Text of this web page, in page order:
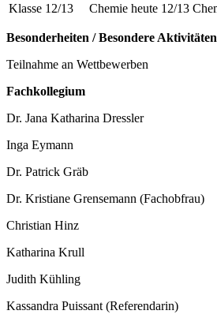
Klasse 12/13
Chemie heute 12/13
Besonderheiten / Besondere
Teilnahme an Wettbewerben
Fachkollegium
Dr. Jana Katharina Dressler
Inga Eymann
Dr. Patrick Gräb
Dr. Kristiane Grensemann (Fachobfrau)
Christian Hinz
Katharina Krull
Judith Kühling
Kassandra Puissant (Referendarin)